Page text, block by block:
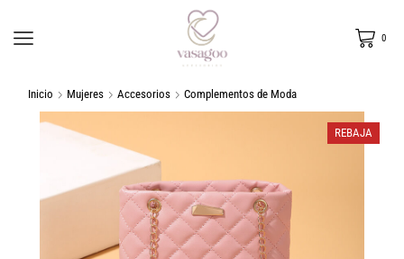
0
Inicio Mujeres Accesorios Complementos de Moda
REBAJA